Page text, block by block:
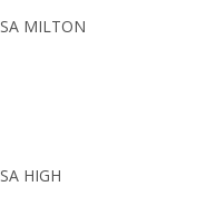
MILTON
HIGH